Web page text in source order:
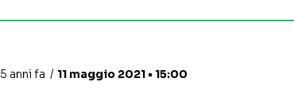
5 anni fa 11 maggio 2021 • 15:00